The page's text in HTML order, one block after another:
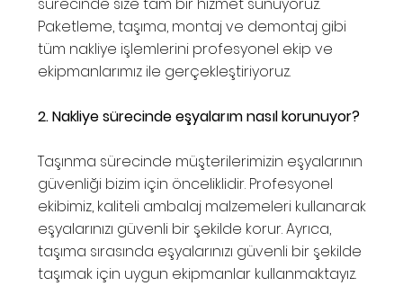
sürecinde size tam bir hizmet sunuyoruz.
Paketleme, taşıma, montaj ve demontaj gibi
tüm nakliye işlemlerini profesyonel ekip ve
ekipmanlarımız ile gerçekleştiriyoruz.
2. Nakliye sürecinde eşyalarım nasıl korunuyor?
Taşınma sürecinde müşterilerimizin eşyalarının
güvenliği bizim için önceliklidir. Profesyonel
ekibimiz, kaliteli ambalaj malzemeleri kullanarak
eşyalarınızı güvenli bir şekilde korur. Ayrıca,
taşıma sırasında eşyalarınızı güvenli bir şekilde
taşımak için uygun ekipmanlar kullanmaktayız.